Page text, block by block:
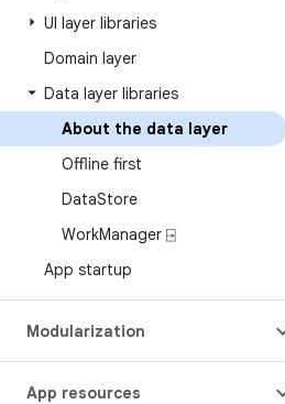
UI layer libraries
Domain layer
Data layer libraries
About the data layer
Offline first
DataStore
WorkManager ⍈
App startup
Modularization
App resources